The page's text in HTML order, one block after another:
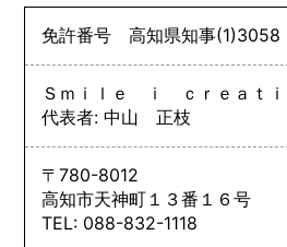
免許番号高知県知事(1)3058
Ｓｍｉｌｅ ｉ ｃｒｅａｔｉ
代表者: 中山 正枝
〒780-8012
高知市天神町１３番１６号
TEL: 088-832-1118